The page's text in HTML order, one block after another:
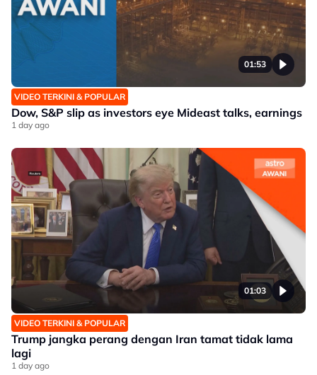
01:53
VIDEO TERKINI & POPULAR
Dow, S&P slip as investors eye Mideast talks, earnings
1 day ago
01:03
VIDEO TERKINI & POPULAR
Trump jangka perang dengan Iran tamat tidak lama
lagi
1 day ago